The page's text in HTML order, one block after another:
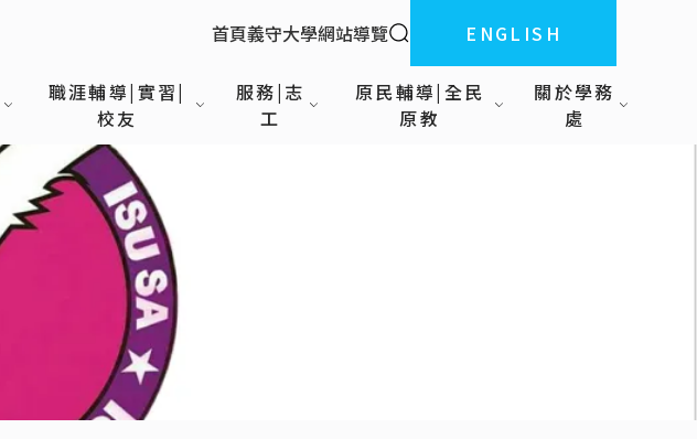
:::
首頁義守大學網站導覽 全站搜索ENGLISH
職涯輔導|實習|
校友
服務|志
工
原民輔導|全民
原教
關於學務
處